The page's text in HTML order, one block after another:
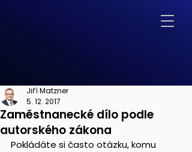
Zaměstnanecké dílo podle
autorského zákona
Jiří Matzner
5. 12. 2017
Pokládáte si často otázku, komu